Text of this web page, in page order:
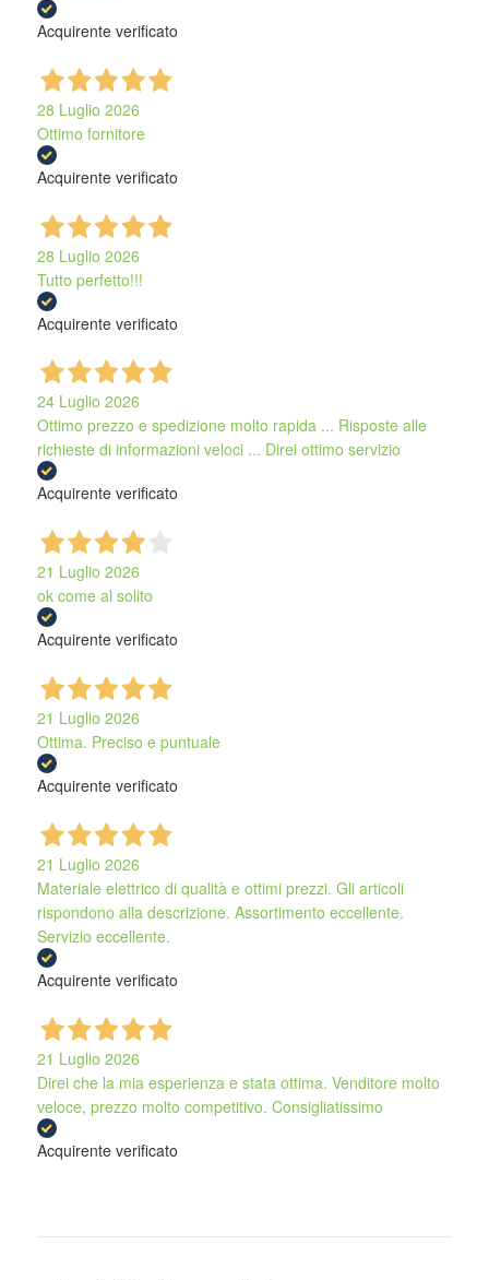
Acquirente verificato
28 Luglio 2026
Ottimo fornitore
Acquirente verificato
28 Luglio 2026
Tutto perfetto!!!
Acquirente verificato
24 Luglio 2026
Ottimo prezzo e spedizione molto rapida ... Risposte alle
richieste di informazioni veloci ... Direi ottimo servizio
Acquirente verificato
21 Luglio 2026
ok come al solito
Acquirente verificato
21 Luglio 2026
Ottima. Preciso e puntuale
Acquirente verificato
21 Luglio 2026
Materiale elettrico di qualità e ottimi prezzi. Gli articoli
rispondono alla descrizione. Assortimento eccellente.
Servizio eccellente.
Acquirente verificato
21 Luglio 2026
Direi che la mia esperienza e stata ottima. Venditore molto
veloce, prezzo molto competitivo. Consigliatissimo
Acquirente verificato